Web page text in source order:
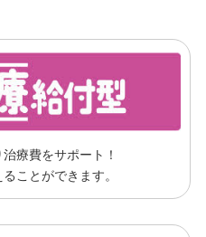
療費をサポート！
ことができます。